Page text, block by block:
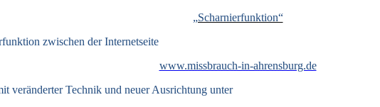
„Scharnierfunktion“
zwischen der Internetseite
www.missbrauch-in-ahrensburg.de
veränderter Technik und neuer Ausrichtung unter